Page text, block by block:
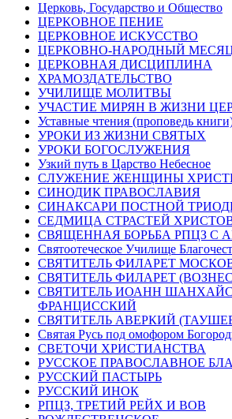
Церковь, Государство и Общество
ЦЕРКОВНОЕ ПЕНИЕ
ЦЕРКОВНОЕ ИСКУССТВО
ЦЕРКОВНО-НАРОДНЫЙ
ЦЕРКОВНАЯ ДИСЦИПЛИНА
ХРАМОЗДАТЕЛЬСТВО
УЧИЛИЩЕ МОЛИТВЫ
УЧАСТИЕ МИРЯН В ЖИЗНИ
Уставные чтения (проповедь
УРОКИ ИЗ ЖИЗНИ СВЯТЫХ
УРОКИ БОГОСЛУЖЕНИЯ
Узкий путь в Царство Небесное
СЛУЖЕНИЕ ЖЕНЩИНЫ
СИНОДИК ПРАВОСЛАВИЯ
СИНАКСАРИ ПОСТНОЙ
СЕДМИЦА СТРАСТЕЙ
СВЯЩЕННАЯ БОРЬБА РПЦЗ С
Святоотеческое Училище
СВЯТИТЕЛЬ ФИЛАРЕТ
СВЯТИТЕЛЬ ФИЛАРЕТ
СВЯТИТЕЛЬ ИОАНН
ФРАНЦИССКИЙ
СВЯТИТЕЛЬ АВЕРКИЙ
Святая Русь под омофором
СВЕТОЧИ ХРИСТИАНСТВА
РУССКОЕ ПРАВОСЛАВНОЕ
РУССКИЙ ПАСТЫРЬ
РУССКИЙ ИНОК
РПЦЗ, ТРЕТИЙ РЕЙХ И ВОВ